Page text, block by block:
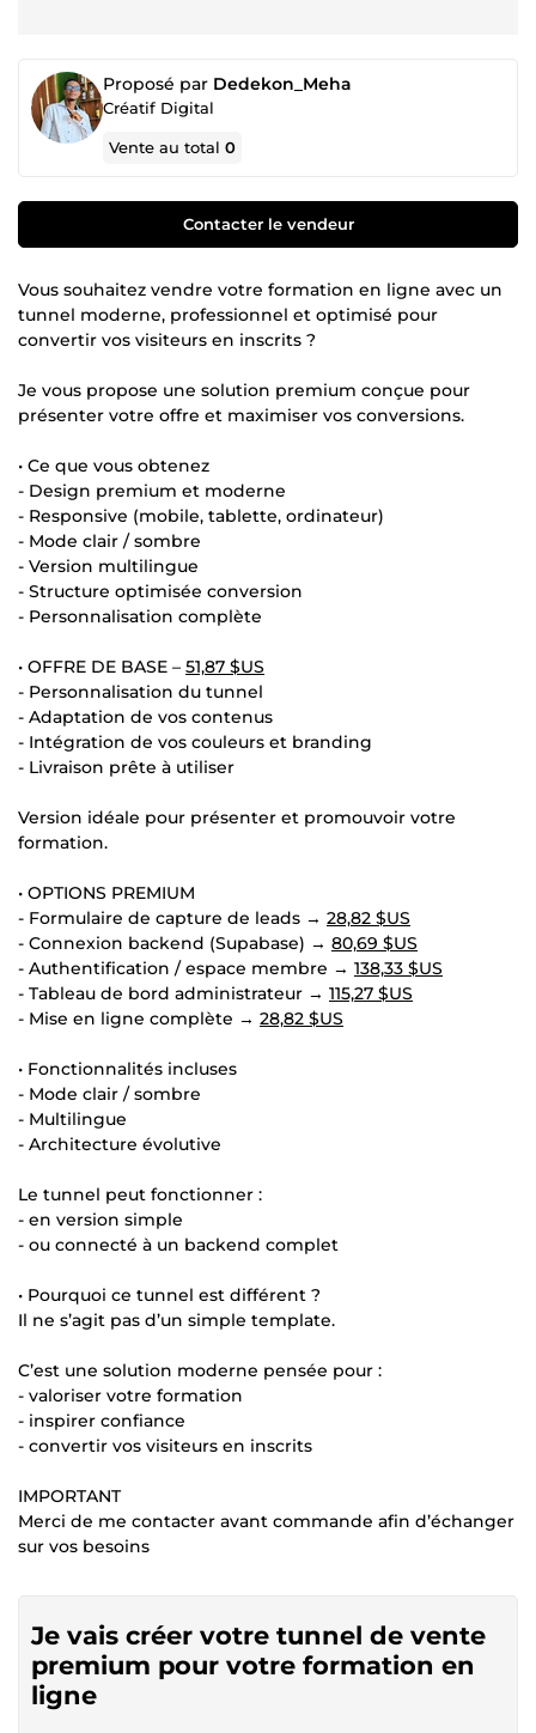
Proposé par Dedekon_Meha
Créatif Digital
Vente au total0
Contacter le vendeur
Vous souhaitez vendre votre formation en ligne avec un
tunnel moderne, professionnel et optimisé pour
convertir vos visiteurs en inscrits ?
Je vous propose une solution premium conçue pour
présenter votre offre et maximiser vos conversions.
• Ce que vous obtenez
- Design premium et moderne
- Responsive (mobile, tablette, ordinateur)
- Mode clair / sombre
- Version multilingue
- Structure optimisée conversion
- Personnalisation complète
• OFFRE DE BASE – 51,87 $US
- Personnalisation du tunnel
- Adaptation de vos contenus
- Intégration de vos couleurs et branding
- Livraison prête à utiliser
Version idéale pour présenter et promouvoir votre
formation.
• OPTIONS PREMIUM
- Formulaire de capture de leads → 28,82 $US
- Connexion backend (Supabase) → 80,69 $US
- Authentification / espace membre → 138,33 $US
- Tableau de bord administrateur → 115,27 $US
- Mise en ligne complète → 28,82 $US
• Fonctionnalités incluses
- Mode clair / sombre
- Multilingue
- Architecture évolutive
Le tunnel peut fonctionner :
- en version simple
- ou connecté à un backend complet
• Pourquoi ce tunnel est différent ?
Il ne s’agit pas d’un simple template.
C’est une solution moderne pensée pour :
- valoriser votre formation
- inspirer confiance
- convertir vos visiteurs en inscrits
IMPORTANT
Merci de me contacter avant commande afin d’échanger
sur vos besoins
Je vais créer votre tunnel de vente
premium pour votre formation en
ligne